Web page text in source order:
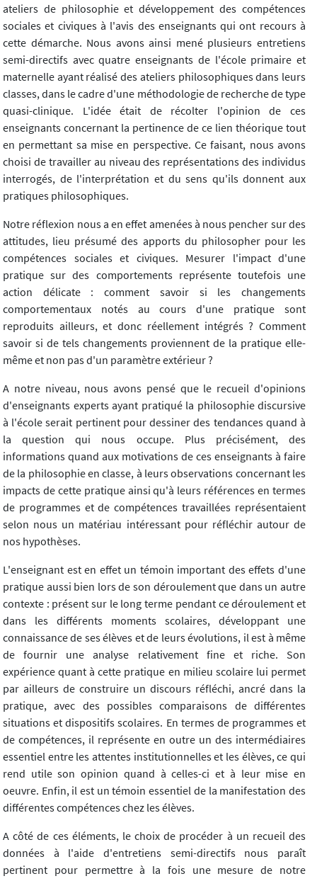
ateliers de philosophie et développement des compétences
sociales et civiques à l'avis des enseignants qui ont recours à
cette démarche. Nous avons ainsi mené plusieurs entretiens
semi-directifs avec quatre enseignants de l'école primaire et
maternelle ayant réalisé des ateliers philosophiques dans leurs
classes, dans le cadre d'une méthodologie de recherche de type
quasi-clinique. L'idée était de récolter l'opinion de ces
enseignants concernant la pertinence de ce lien théorique tout
en permettant sa mise en perspective. Ce faisant, nous avons
choisi de travailler au niveau des représentations des individus
interrogés, de l'interprétation et du sens qu'ils donnent aux
pratiques philosophiques.
Notre réflexion nous a en effet amenées à nous pencher sur des
attitudes, lieu présumé des apports du philosopher pour les
compétences sociales et civiques. Mesurer l'impact d'une
pratique sur des comportements représente toutefois une
action délicate : comment savoir si les changements
comportementaux notés au cours d'une pratique sont
reproduits ailleurs, et donc réellement intégrés ? Comment
savoir si de tels changements proviennent de la pratique elle-
même et non pas d'un paramètre extérieur ?
A notre niveau, nous avons pensé que le recueil d'opinions
d'enseignants experts ayant pratiqué la philosophie discursive
à l'école serait pertinent pour dessiner des tendances quand à
la question qui nous occupe. Plus précisément, des
informations quand aux motivations de ces enseignants à faire
de la philosophie en classe, à leurs observations concernant les
impacts de cette pratique ainsi qu'à leurs références en termes
de programmes et de compétences travaillées représentaient
selon nous un matériau intéressant pour réfléchir autour de
nos hypothèses.
L'enseignant est en effet un témoin important des effets d'une
pratique aussi bien lors de son déroulement que dans un autre
contexte : présent sur le long terme pendant ce déroulement et
dans les différents moments scolaires, développant une
connaissance de ses élèves et de leurs évolutions, il est à même
de fournir une analyse relativement fine et riche. Son
expérience quant à cette pratique en milieu scolaire lui permet
par ailleurs de construire un discours réfléchi, ancré dans la
pratique, avec des possibles comparaisons de différentes
situations et dispositifs scolaires. En termes de programmes et
de compétences, il représente en outre un des intermédiaires
essentiel entre les attentes institutionnelles et les élèves, ce qui
rend utile son opinion quand à celles-ci et à leur mise en
oeuvre. Enfin, il est un témoin essentiel de la manifestation des
différentes compétences chez les élèves.
A côté de ces éléments, le choix de procéder à un recueil des
données à l'aide d'entretiens semi-directifs nous paraît
pertinent pour permettre à la fois une mesure de notre